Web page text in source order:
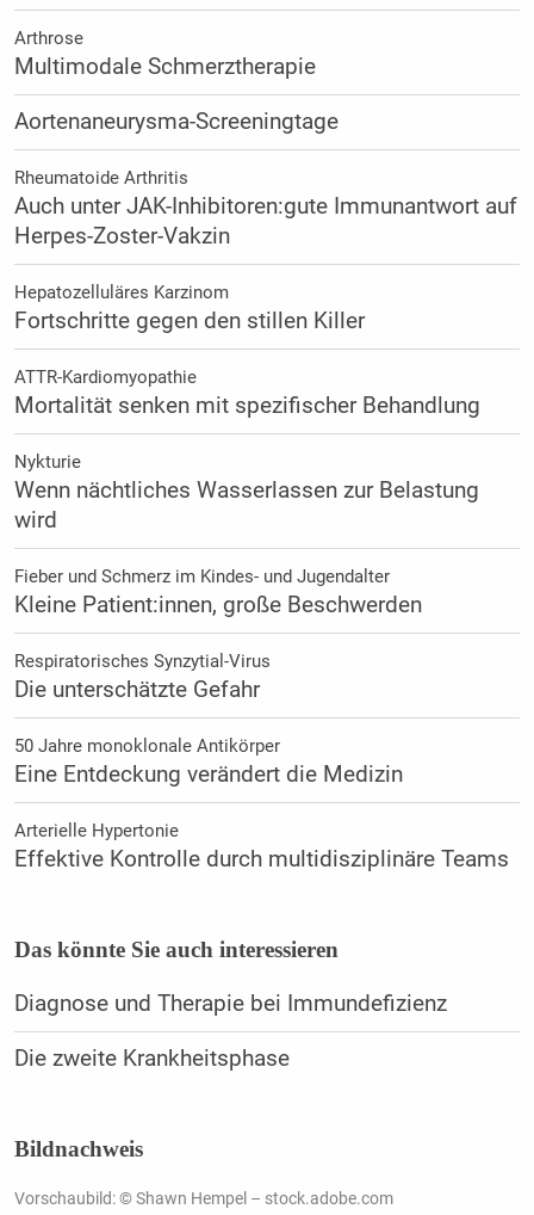
Arthrose
Multimodale Schmerztherapie
Aortenaneurysma-Screeningtage
Rheumatoide Arthritis
Auch unter JAK-Inhibitoren:gute Immunantwort auf
Herpes-Zoster-Vakzin
Hepatozelluläres Karzinom
Fortschritte gegen den stillen Killer
ATTR-Kardiomyopathie
Mortalität senken mit spezifischer Behandlung
Nykturie
Wenn nächtliches Wasserlassen zur Belastung
wird
Fieber und Schmerz im Kindes- und Jugendalter
Kleine Patient:innen, große Beschwerden
Respiratorisches Synzytial-Virus
Die unterschätzte Gefahr
50 Jahre monoklonale Antikörper
Eine Entdeckung verändert die Medizin
Arterielle Hypertonie
Effektive Kontrolle durch multidisziplinäre Teams
Das könnte Sie auch interessieren
Diagnose und Therapie bei Immundefizienz
Die zweite Krankheitsphase
Bildnachweis
Vorschaubild: © Shawn Hempel – stock.adobe.com